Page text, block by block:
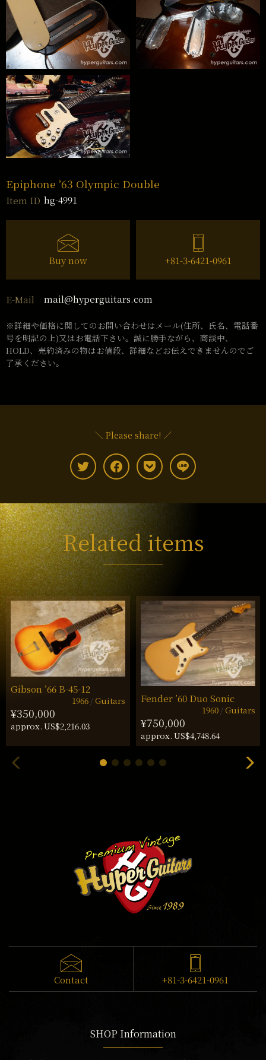
Epiphone ’63 Olympic Double
Item ID hg-4991
Buy now +81-3-6421-0961
E-Mail mail@hyperguitars.com
※詳細や価格に関してのお問い合わせはメール(住所、氏名、電話番
号を明記の上)又はお電話下さい。誠に勝手ながら、商談中、
HOLD、売約済みの物はお値段、詳細などお伝えできませんのでご
了承ください。
＼ Please share! ／
Related items
Gibson ’66 B-45-12
1966 Guitars
¥350,000
approx. US$2,216.03
Fender ’60 Duo Sonic
1960 Guitars
¥750,000
approx. US$4,748.64
Contact +81-3-6421-0961
SHOP Information